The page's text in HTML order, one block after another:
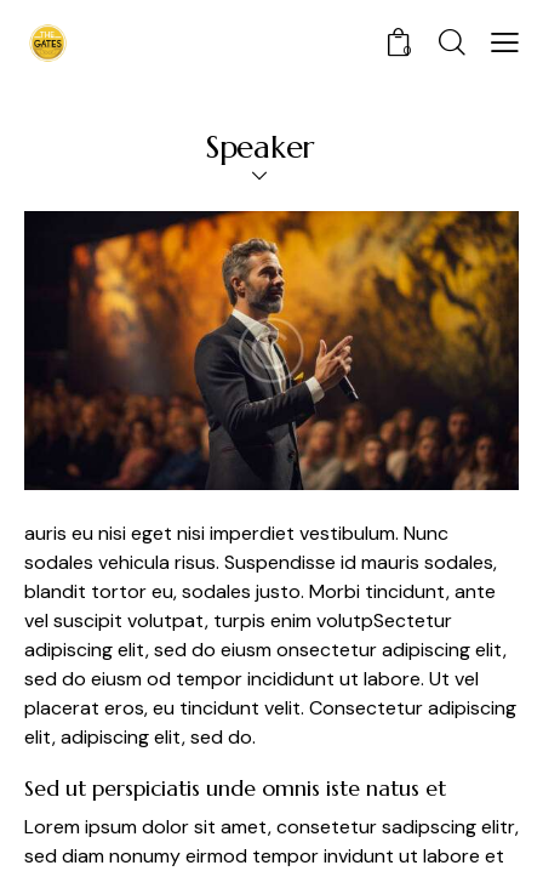
0
Speaker
auris eu nisi eget nisi imperdiet vestibulum. Nunc
sodales vehicula risus. Suspendisse id mauris sodales,
blandit tortor eu, sodales justo. Morbi tincidunt, ante
vel suscipit volutpat, turpis enim volutpSectetur
adipiscing elit, sed do eiusm onsectetur adipiscing elit,
sed do eiusm od tempor incididunt ut labore. Ut vel
placerat eros, eu tincidunt velit. Consectetur adipiscing
elit, adipiscing elit, sed do.
Sed ut perspiciatis unde omnis iste natus et
Lorem ipsum dolor sit amet, consetetur sadipscing elitr,
sed diam nonumy eirmod tempor invidunt ut labore et